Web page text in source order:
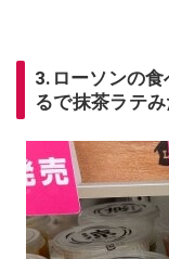
3.ローソンの
るで抹茶ラテみ